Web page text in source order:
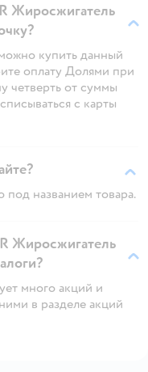
Жиросжигатель
купить данный
оплату Долями при
четверть от суммы
с карты
под названием товара.
Жиросжигатель
много акций и
в разделе акций